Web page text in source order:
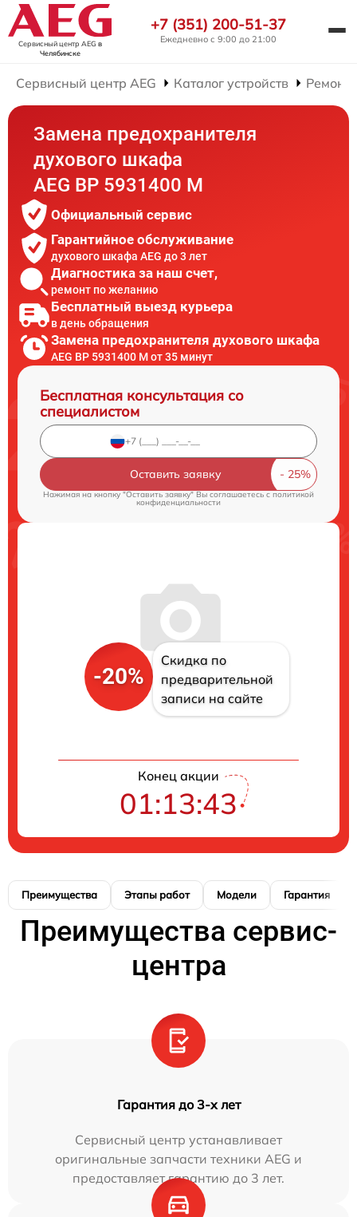
Сервисный центр AEG в
Челябинске
+7 (351) 200-51-37
Ежедневно с 9:00 до 21:00
Сервисный центр AEG Каталог устройств
Замена предохранителя
духового шкафа
AEG BP 5931400 M
Официальный сервис
Гарантийное обслуживание
духового шкафа AEG до 3 лет
Диагностика за наш счет,
ремонт по желанию
Бесплатный выезд курьера
в день обращения
Замена предохранителя духового шкафа
AEG BP 5931400 M от 35 минут
Бесплатная консультация со
специалистом
Оставить заявку
Нажимая на кнопку "Оставить заявку" Вы соглашаетесь cполитикой
конфиденциальности
-20%
Скидка по
предварительной
записи на сайте
Конец акции
01:13:42
Преимущества Этапы работ Модели Гарантия
Преимущества сервис-
центра
Гарантия до 3-х лет
Сервисный центр устанавливает
оригинальные запчасти техники AEG и
предоставляет гарантию до 3 лет.